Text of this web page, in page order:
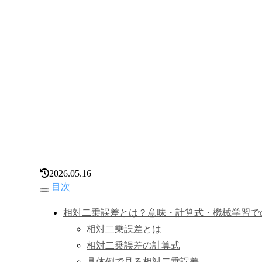
2026.05.16
目次
相対二乗誤差とは？意味・計算式・機械学習
相対二乗誤差とは
相対二乗誤差の計算式